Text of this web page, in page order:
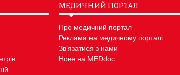
МЕДИЧНИЙ ПОРТАЛ
Про медичний портал
Реклама на медичному порталі
Зв’язатися з нами
Нове на MEDdoc